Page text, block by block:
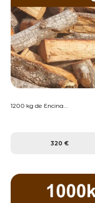
1200 kg de Encina...
320 €